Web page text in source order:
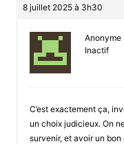
8 juillet 2025 à 3h30
Anonyme
Inactif
C’est exactement ça,
un choix judicieux. On
survenir, et avoir un